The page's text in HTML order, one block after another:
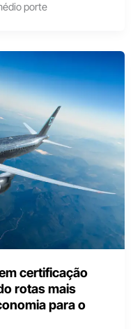
porte
certificação
rotas mais
para o